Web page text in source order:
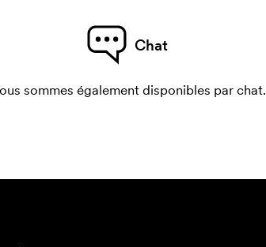
Chat
sommes également disponibles par chat.